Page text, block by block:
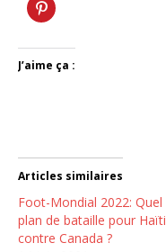
J’aime ça :
Articles similaires
Foot-Mondial 2022: Quel
plan de bataille pour Haïti
contre Canada ?